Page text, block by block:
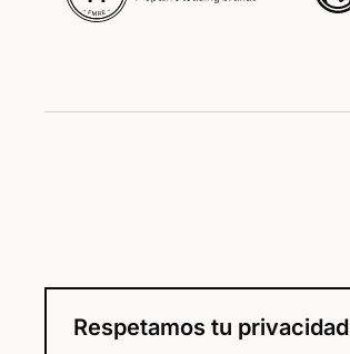
Respetamos tu privacidad